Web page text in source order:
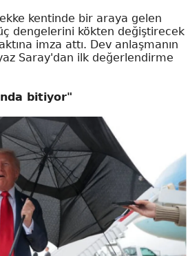
kentinde bir araya gelen
dengelerini kökten değiştirecek
imza attı. Dev anlaşmanın
Saray'dan ilk değerlendirme
bitiyor"